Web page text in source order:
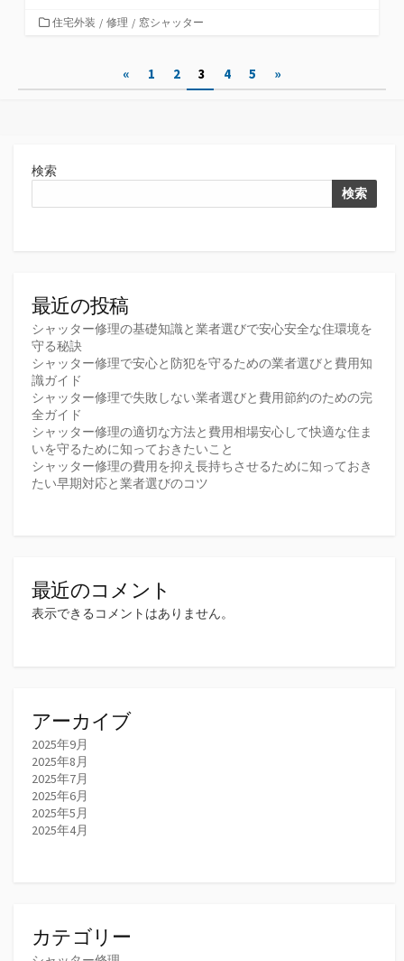
カ
ー
住宅外装 / 修理 / 窓シャッター
ペ
り
« 1 2 3 4 5 »
検索
検索
最近の投稿
シャッター修理の基礎知識と業者選びで安心安全な住環境を
守る秘訣
シャッター修理で安心と防犯を守るための業者選びと費用知
識ガイド
シャッター修理で失敗しない業者選びと費用節約のための完
全ガイド
シャッター修理の適切な方法と費用相場安心して快適な住ま
いを守るために知っておきたいこと
シャッター修理の費用を抑え長持ちさせるために知っておき
たい早期対応と業者選びのコツ
最近のコメント
表示できるコメントはありません。
アーカイブ
2025年9月
2025年8月
2025年7月
2025年6月
2025年5月
2025年4月
カテゴリー